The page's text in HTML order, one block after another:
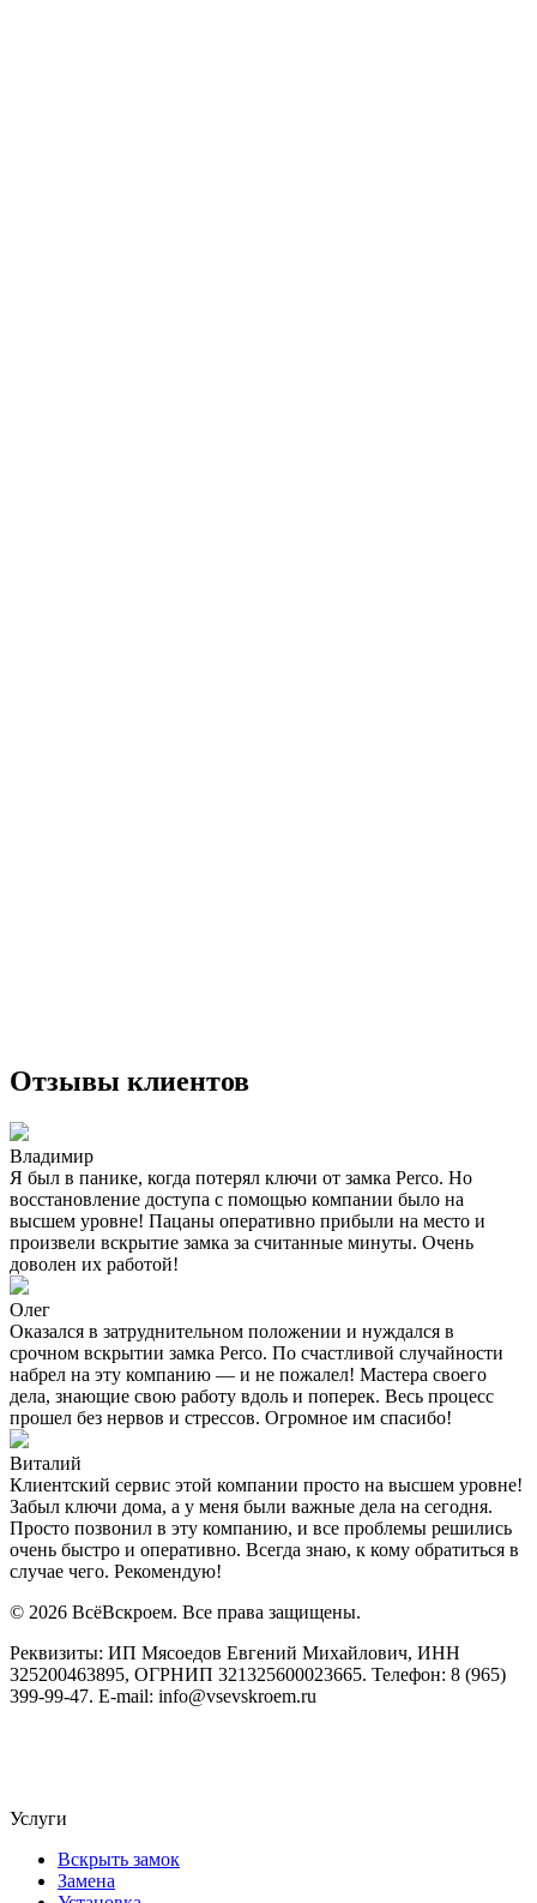
Отзывы клиентов
Владимир
Я был в панике, когда потерял ключи от замка Perco. Но
восстановление доступа с помощью компании было на
высшем уровне! Пацаны оперативно прибыли на место и
произвели вскрытие замка за считанные минуты. Очень
доволен их работой!
Олег
Оказался в затруднительном положении и нуждался в
срочном вскрытии замка Perco. По счастливой случайности
набрел на эту компанию — и не пожалел! Мастера своего
дела, знающие свою работу вдоль и поперек. Весь процесс
прошел без нервов и стрессов. Огромное им спасибо!
Виталий
Клиентский сервис этой компании просто на высшем уровне!
Забыл ключи дома, а у меня были важные дела на сегодня.
Просто позвонил в эту компанию, и все проблемы решились
очень быстро и оперативно. Всегда знаю, к кому обратиться в
случае чего. Рекомендую!
© 2026 ВсёВскроем. Все права защищены.
Реквизиты: ИП Мясоедов Евгений Михайлович, ИНН
325200463895, ОГРНИП 321325600023665. Телефон: 8 (965)
399-99-47. E-mail: info@vsevskroem.ru
Услуги
Вскрыть замок
Замена